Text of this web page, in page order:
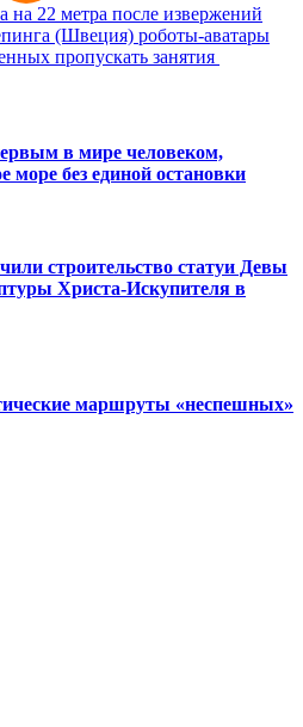
на 22 метра после извержений
(Швеция) роботы-аватары
пропускать занятия
в мире человеком,
без единой остановки
строительство статуи Девы
Христа-Искупителя в
маршруты «неспешных»